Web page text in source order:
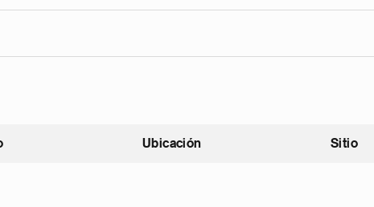
ascendente
Ubicación Sitio